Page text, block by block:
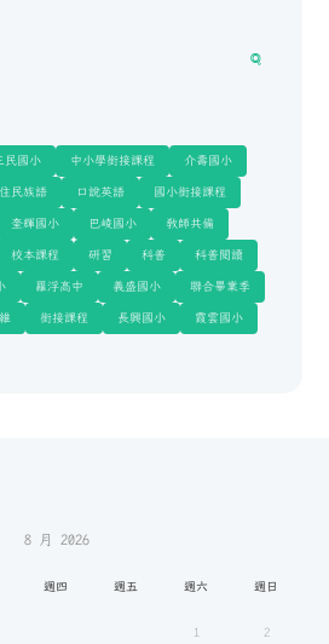
民國小 中小學銜接課程 介壽國小
民族語 口說英語 國小銜接課程
奎輝國小 巴崚國小 教師共備
校本課程 研習 科普 科普閱讀
羅浮高中 義盛國小 聯合畢業季
銜接課程 長興國小 霞雲國小
8 月2026
週四 週五 週六 週日
1 2